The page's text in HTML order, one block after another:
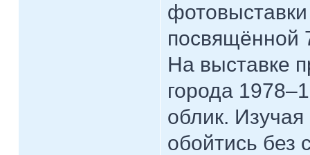
посвящённой
На выставке
города
облик.
обойтись без